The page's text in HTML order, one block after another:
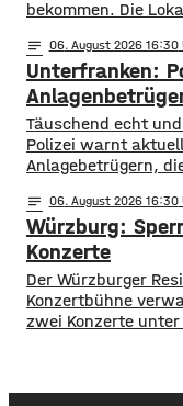
bekommen. Die
Bewerben können
Die Projekte sollen
dienen und das
Lands stärken. Die
Daseinsvorsorge,
notes 06. August 2026 16:30
Unterfranken:
​​Täuschend echt
Polizei warnt
Anlagebetrügern,
Menschen aus der
Polizei erstellen die
Werbevideos oder
Persönlichkeiten.
notes 06. August 2026 16:30
Würzburg:
Konzerte
Der Würzburger
Konzertbühne
zwei Konzerte